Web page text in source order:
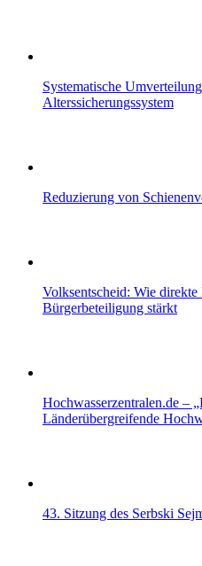
Systematische
Alterssicherungssystem
Reduzierung von
Volksentscheid: Wie
Bürgerbeteiligung stärkt
Hochwasserzentralen.de –
Länderübergreifende
43. Sitzung des Serbski